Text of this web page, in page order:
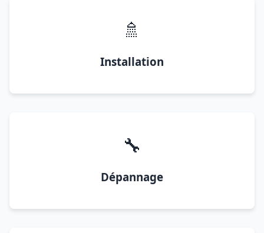
🚿
Installation
🔧
Dépannage